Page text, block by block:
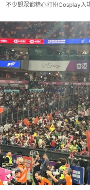
不少觀眾都精心打扮Cosplay入